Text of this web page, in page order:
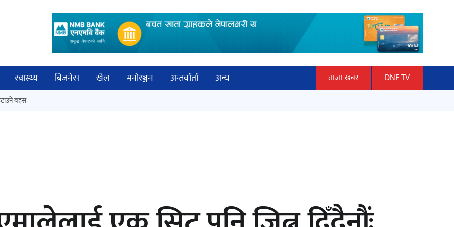
स्वास्थ्य बिजनेस खेल मनोरञ्जन अन्तर्वार्ता
अन्य
ताजा खबर DNF TV
औपचारिक सेवा सञ्चालनमा
बहस